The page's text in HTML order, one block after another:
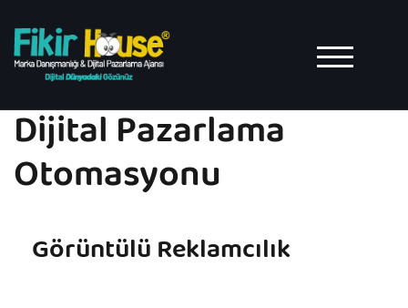
TOGGLE
Dijital Pazarlama
Otomasyonu
Görüntülü Reklamcılık